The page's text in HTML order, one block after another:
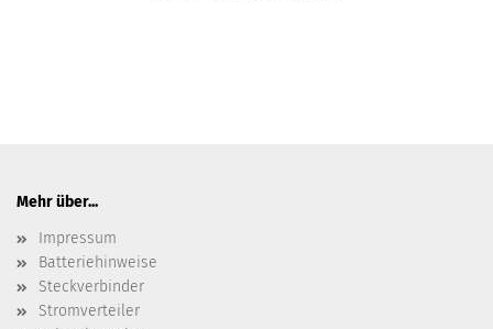
Mehr über...
Impressum
Batteriehinweise
Steckverbinder
Stromverteiler